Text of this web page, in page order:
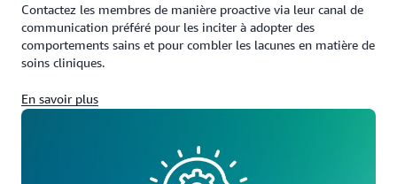
Contactez les membres de manière proactive via leur canal de
communication préféré pour les inciter à adopter des
comportements sains et pour combler les lacunes en matière de
soins cliniques.
En savoir plus